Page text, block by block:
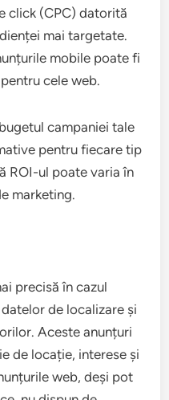
click (CPC) datorită
mai targetate.
mobile poate fi
cele web.
campaniei tale
pentru fiecare tip
ROI-ul poate varia în
marketing.
precisă în cazul
de localizare și
Aceste anunțuri
de locație, interese și
web, deși pot